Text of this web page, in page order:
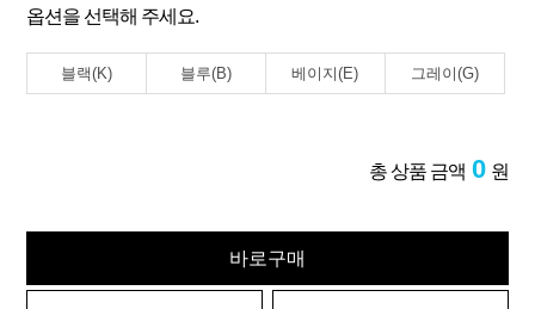
옵션을 선택해 주세요.
블랙(K) 블루(B) 베이지(E) 그레이(G)
총 상품 금액 0 원
바로구매